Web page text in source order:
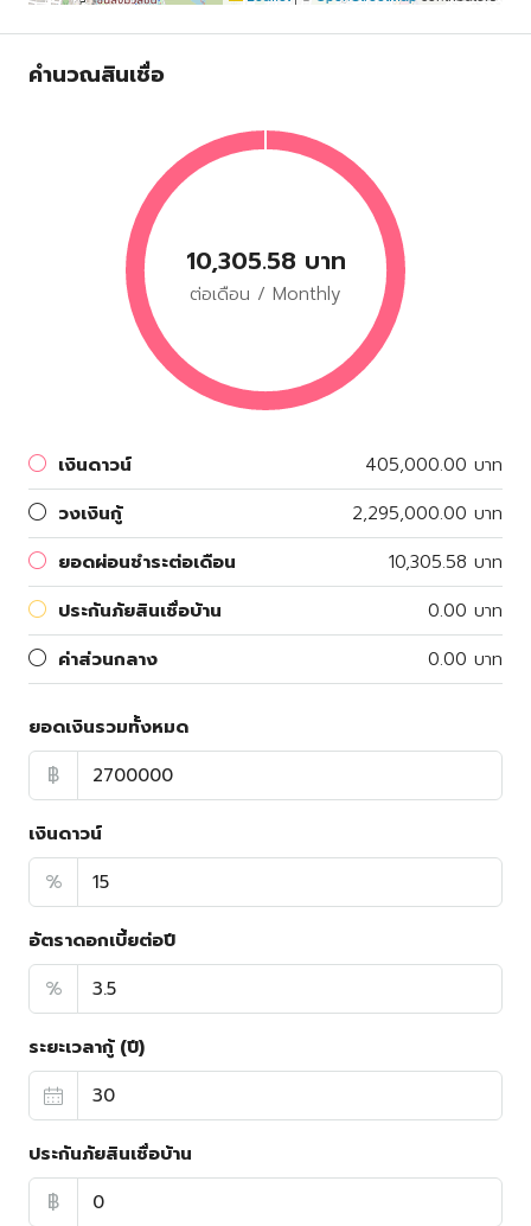
คำนวณสินเชื่อ
10,305.58 บาท
ต่อเดือน / Monthly
เงินดาวน์
405,000.00 บาท
วงเงินกู้
2,295,000.00 บาท
ยอดผ่อนชำระต่อเดือน
10,305.58 บาท
ประกันภัยสินเชื่อบ้าน
0.00 บาท
ค่าส่วนกลาง
0.00 บาท
ยอดเงินรวมทั้งหมด
฿
เงินดาวน์
%
อัตราดอกเบี้ยต่อปี
%
ระยะเวลากู้ (ปี)
ประกันภัยสินเชื่อบ้าน
฿